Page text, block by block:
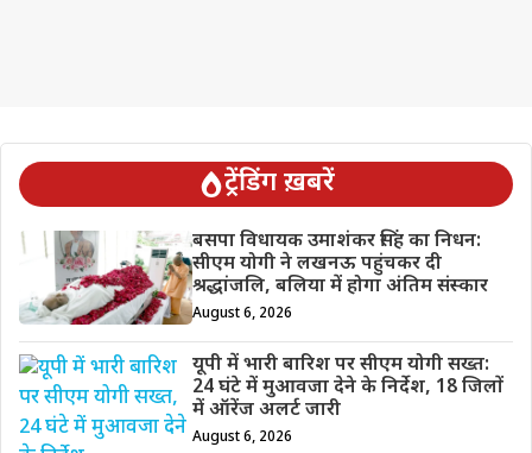
ट्रेंडिंग ख़बरें
बसपा विधायक उमाशंकर सिंह का निधन:
सीएम योगी ने लखनऊ पहुंचकर दी
श्रद्धांजलि, बलिया में होगा अंतिम संस्कार
August 6, 2026
यूपी में भारी बारिश पर सीएम योगी सख्त:
24 घंटे में मुआवजा देने के निर्देश, 18 जिलों
में ऑरेंज अलर्ट जारी
August 6, 2026